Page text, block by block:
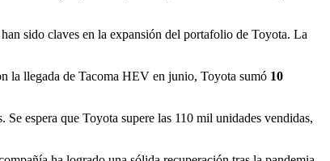
sido claves en la expansión del portafolio de Toyota. La
la llegada de Tacoma HEV en junio, Toyota sumó 10
Se espera que Toyota supere las 110 mil unidades vendidas,